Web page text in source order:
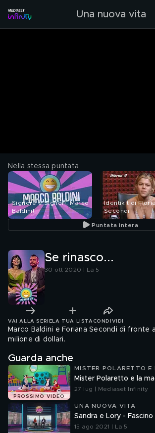
Una nuova vita
Nella stessa puntata
Signore e Signori, Marco
Baldini!
Identikit di
Secondi
Puntata intera
Se rinasco...
30 ott 2020 | La 5
VAI ALLA SERIE LA TUA LISTA CONDIVIDI
Marco Baldini e Foriana Secondi di fronte
milione di dollari.
Guarda anche
PROSSIMO VIDEO
MISTER POLARETTO E
Mister Polaretto e la
27 lug | Mediaset Infinity
UNA NUOVA VITA
Sandra e Lory -
15 ago 2021 | La 5